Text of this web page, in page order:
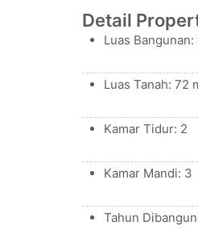
Detail
Luas Bangunan:
Luas Tanah: 72
Kamar Tidur: 2
Kamar Mandi: 3
Tahun